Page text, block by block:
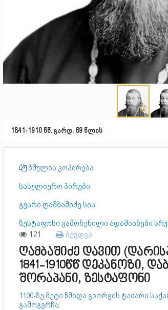
1841-1910 წწ. გარდ. 69 წლის
ბმულის კოპირება
სასულიერო პირები
გვარი ღამბაშიძე სია
ზესტაფონი გამოჩენილი ადამიანები
121 ბეჭდვა
ღამბაშიძე დავით
1841-1910წწ დეკანოზი,
შორაპანი, ზესტაფონი
1100-ზე მეტი წმიდა გიორგის ტაძარი
გამოგვრჩა.